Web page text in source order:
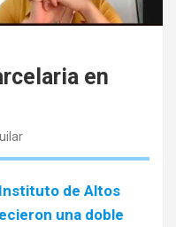
en
de Altos
una doble